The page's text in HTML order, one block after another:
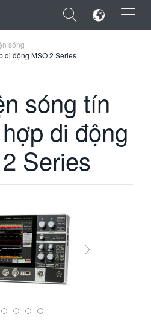
×
sóng
di động MSO 2 Series
sóng tín
di động
Series